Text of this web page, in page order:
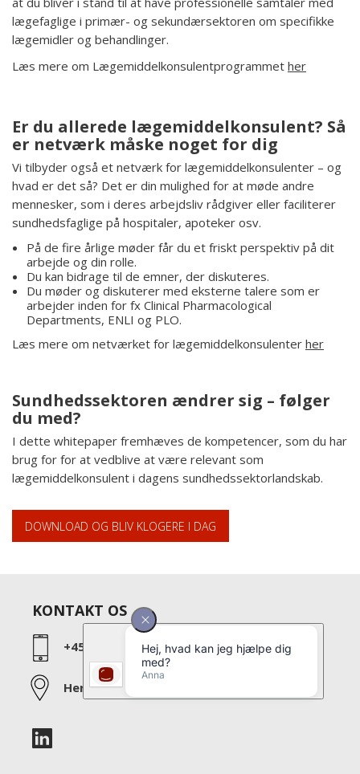
lægefaglige i primær- og sekundærsektoren om specifikke
lægemidler og behandlinger.
Læs mere om Lægemiddelkonsulentprogrammet her
Er du allerede lægemiddelkonsulent? Så
er netværk måske noget for dig
Vi tilbyder også et netværk for lægemiddelkonsulenter – og
hvad er det så? Det er din mulighed for at møde andre
mennesker, som i deres arbejdsliv rådgiver eller faciliterer
sundhedsfaglige på hospitaler, apoteker osv.
På de fire årlige møder får du et friskt perspektiv på dit
arbejde og din rolle.
Du kan bidrage til de emner, der diskuteres.
Du møder og diskuterer med eksterne talere som er
arbejder inden for fx Clinical Pharmacological
Departments, ENLI og PLO.
Læs mere om netværket for lægemiddelkonsulenter her
Sundhedssektoren ændrer sig – følger
du med?
I dette whitepaper fremhæves de kompetencer, som du har
brug for for at vedblive at være relevant som
lægemiddelkonsulent i dagens sundhedssektorlandskab.
DOWNLOAD OG BLIV KLOGERE I DAG
KONTAKT OS
+45 39 27 60 60
Her kan du finde os